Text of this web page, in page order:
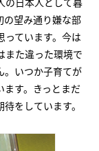
の望み通り嫌な部
っています。今は
また違った環境で
。いつか子育てが
す。きっとまだ
をしています。